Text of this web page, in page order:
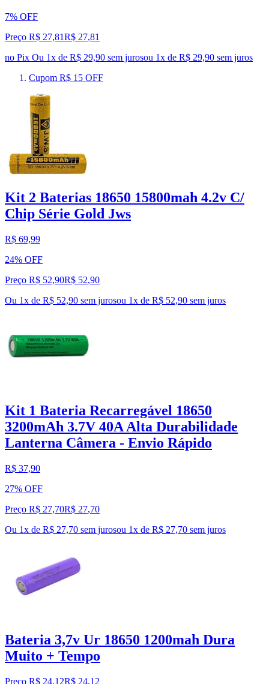
7% OFF
Preço R$ 27,81R$ 27,81
no Pix Ou 1x de R$ 29,90 sem jurosou 1x de R$ 29,90 sem juros
Cupom R$ 15 OFF
Kit 2 Baterias 18650 15800mah 4.2v C/
Chip Série Gold Jws
R$ 69,99
24% OFF
Preço R$ 52,90R$ 52,90
Ou 1x de R$ 52,90 sem jurosou 1x de R$ 52,90 sem juros
Kit 1 Bateria Recarregável 18650
3200mAh 3.7V 40A Alta Durabilidade
Lanterna Câmera - Envio Rápido
R$ 37,90
27% OFF
Preço R$ 27,70R$ 27,70
Ou 1x de R$ 27,70 sem jurosou 1x de R$ 27,70 sem juros
Bateria 3,7v Ur 18650 1200mah Dura
Muito + Tempo
Preço R$ 24,12R$ 24,12